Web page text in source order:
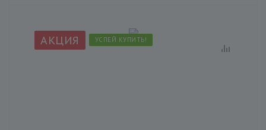
АКЦИЯ УСПЕЙ КУПИТЬ!